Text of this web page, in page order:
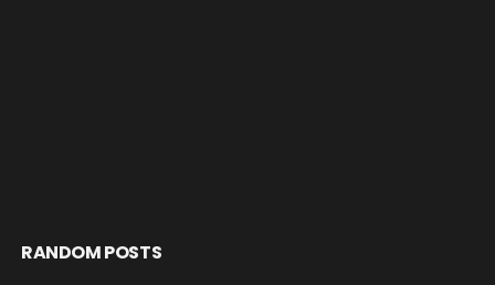
RANDOM POSTS